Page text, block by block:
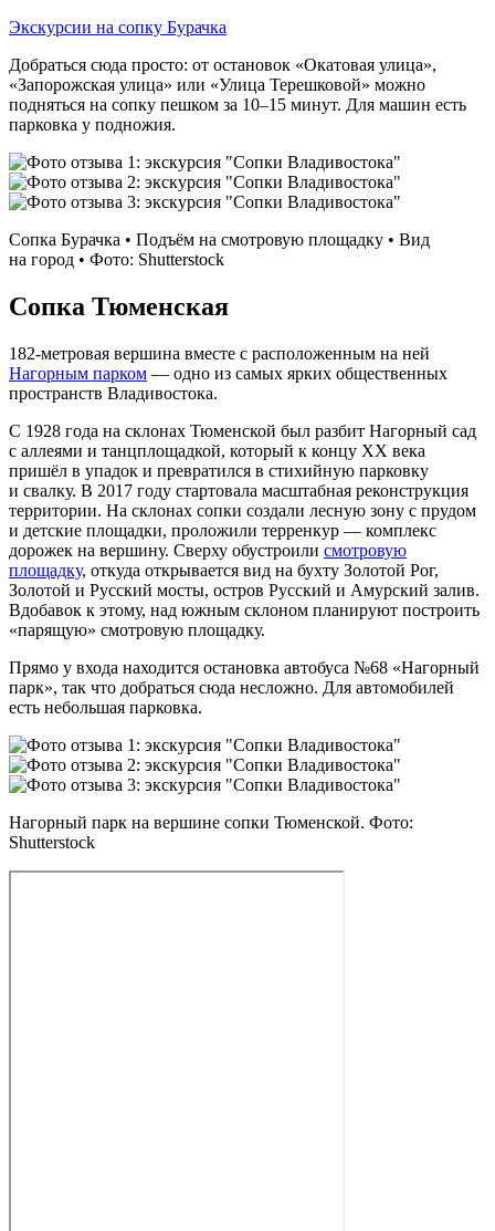
Экскурсии на сопку Бурачка
Добраться сюда просто: от остановок «Окатовая улица»,
«Запорожская улица» или «Улица Терешковой» можно
подняться на сопку пешком за 10–15 минут. Для машин есть
парковка у подножия.
Сопка Бурачка • Подъём на смотровую площадку • Вид
на город • Фото: Shutterstock
Сопка Тюменская
182‑метровая вершина вместе с расположенным на ней
Нагорным парком — одно из самых ярких общественных
пространств Владивостока.
С 1928 года на склонах Тюменской был разбит Нагорный сад
с аллеями и танцплощадкой, который к концу XX века
пришёл в упадок и превратился в стихийную парковку
и свалку. В 2017 году стартовала масштабная реконструкция
территории. На склонах сопки создали лесную зону с прудом
и детские площадки, проложили терренкур — комплекс
дорожек на вершину. Сверху обустроили смотровую
площадку, откуда открывается вид на бухту Золотой Рог,
Золотой и Русский мосты, остров Русский и Амурский залив.
Вдобавок к этому, над южным склоном планируют построить
«парящую» смотровую площадку.
Прямо у входа находится остановка автобуса №68 «Нагорный
парк», так что добраться сюда несложно. Для автомобилей
есть небольшая парковка.
Нагорный парк на вершине сопки Тюменской. Фото:
Shutterstock